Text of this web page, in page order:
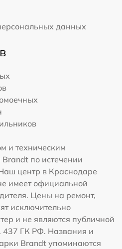
данных
и техническим
по истечении
центр в Краснодаре
имеет официальной
Цены на ремонт,
исключительно
и не являются публичной
437 ГК РФ. Названия и
Brandt упоминаются